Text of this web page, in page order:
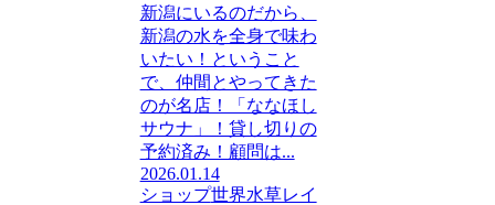
新潟にいるのだから、
新潟の水を全身で味わ
いたい！ということ
で、仲間とやってきた
のが名店！「ななほし
サウナ」！貸し切りの
予約済み！顧問は...
2026.01.14
ショップ世界水草レイ